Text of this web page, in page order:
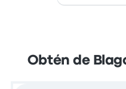
Obtén de